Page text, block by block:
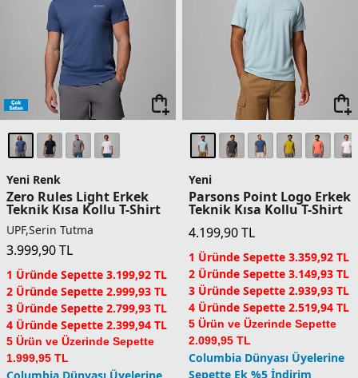
1 Üründe Sepette 4.719,92 TL
2 Üründe Sepette 4.424,93 TL
3 Üründe Sepette 4.129,93 TL
4 Üründe Sepette 3.539,94 TL
5 Ürün ve Üzerinde Sepette
2.949,95 TL
Columbia Dünyası Üyelerine
Sepette Ek %5 İndirim
2 Üründe Sepette 3.599,93 TL
3 Üründe Sepette 3.359,93 TL
4 Üründe Sepette 2.879,94 TL
5 Ürün ve Üzerinde Sepette
2.399,95 TL
Columbia Dünyası Üyelerine
Sepette Ek %5 İndirim